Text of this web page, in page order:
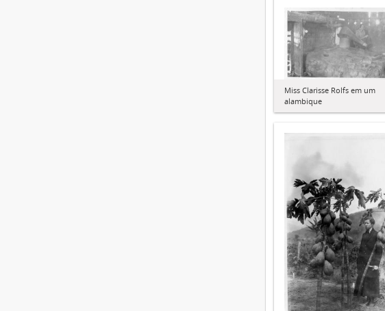
Miss Clarisse Rolfs em um
alambique